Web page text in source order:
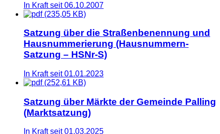
In Kraft seit 06.10.2007
(235,05 KB)
Satzung über die Straßenbenennung und
Hausnummerierung (Hausnummern-
Satzung – HSNr-S)
In Kraft seit 01.01.2023
(252,61 KB)
Satzung über Märkte der Gemeinde Palling
(Marktsatzung)
In Kraft seit 01.03.2025